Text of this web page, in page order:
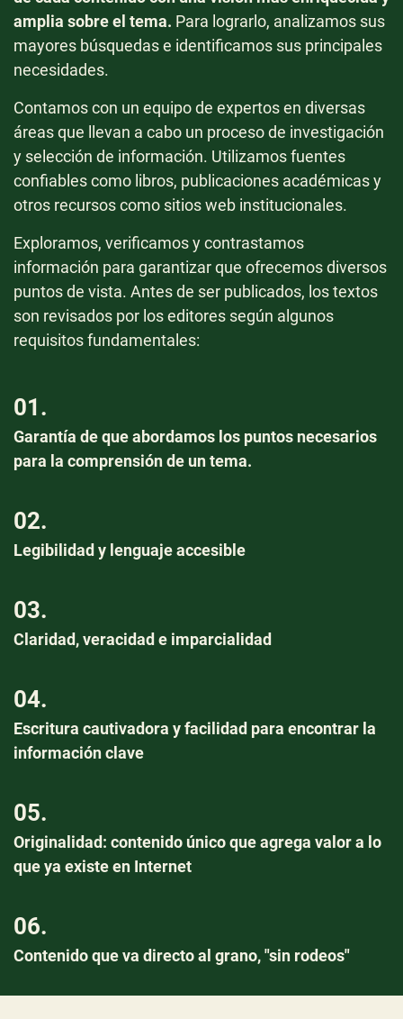
amplia sobre el tema. Para lograrlo, analizamos sus
mayores búsquedas e identificamos sus principales
necesidades.
Contamos con un equipo de expertos en diversas
áreas que llevan a cabo un proceso de investigación
y selección de información. Utilizamos fuentes
confiables como libros, publicaciones académicas y
otros recursos como sitios web institucionales.
Exploramos, verificamos y contrastamos
información para garantizar que ofrecemos diversos
puntos de vista. Antes de ser publicados, los textos
son revisados por los editores según algunos
requisitos fundamentales:
01.
Garantía de que abordamos los puntos necesarios
para la comprensión de un tema.
02.
Legibilidad y lenguaje accesible
03.
Claridad, veracidad e imparcialidad
04.
Escritura cautivadora y facilidad para encontrar la
información clave
05.
Originalidad: contenido único que agrega valor a lo
que ya existe en Internet
06.
Contenido que va directo al grano, "sin rodeos"